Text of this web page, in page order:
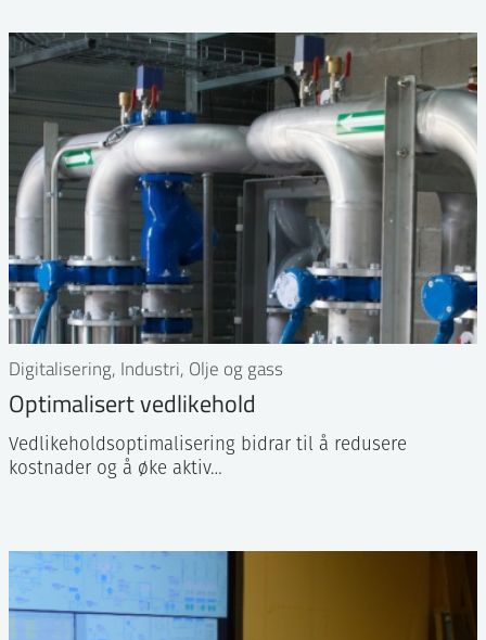
Digitalisering, Industri, Olje og gass
Optimalisert vedlikehold
Vedlikeholdsoptimalisering bidrar til å redusere
kostnader og å øke aktiv…